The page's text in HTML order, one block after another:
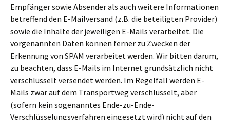
Empfänger sowie Absender als auch weitere Informationen
betreffend den E-Mailversand (z.B. die beteiligten Provider)
sowie die Inhalte der jeweiligen E-Mails verarbeitet. Die
vorgenannten Daten können ferner zu Zwecken der
Erkennung von SPAM verarbeitet werden. Wir bitten darum,
zu beachten, dass E-Mails im Internet grundsätzlich nicht
verschlüsselt versendet werden. Im Regelfall werden E-
Mails zwar auf dem Transportweg verschlüsselt, aber
(sofern kein sogenanntes Ende-zu-Ende-
Verschlüsselungsverfahren eingesetzt wird) nicht auf den